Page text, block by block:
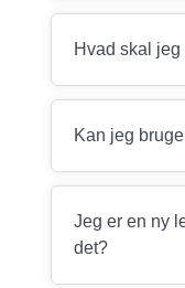
Hvad skal
Kan jeg
Jeg er en ny
det?